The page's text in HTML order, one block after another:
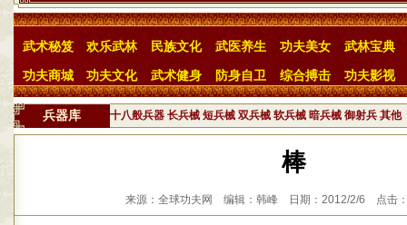
武术秘笈 欢乐武林 民族文化 武医养生 功夫美女 武林宝典
功夫商城 功夫文化 武术健身 防身自卫 综合搏击 功夫影视
兵器库 十八般兵器 长兵械 短兵械 双兵械 软兵械 暗兵械 御射兵 其他
棒
来源：全球功夫网 编辑：韩峰 日期：2012/2/6 点击